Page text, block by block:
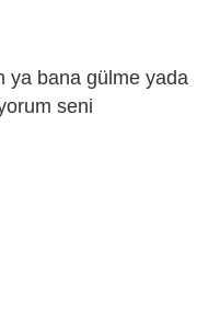
ya bana gülme yada
seni